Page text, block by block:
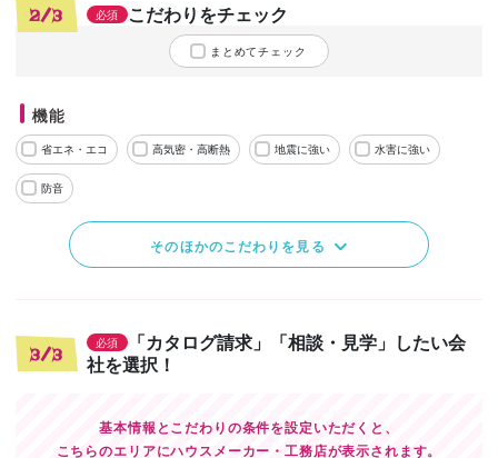
2/3 必須 こだわりをチェック
まとめてチェック
機能
省エネ・エコ 高気密・高断熱 地震に強い 水害に強い
防音
そのほかのこだわりを見る
3/3
必須
「カタログ請求」「相談・見学」したい会
社を選択！
基本情報とこだわりの条件を設定いただくと、
こちらのエリアにハウスメーカー・工務店が表示されます。